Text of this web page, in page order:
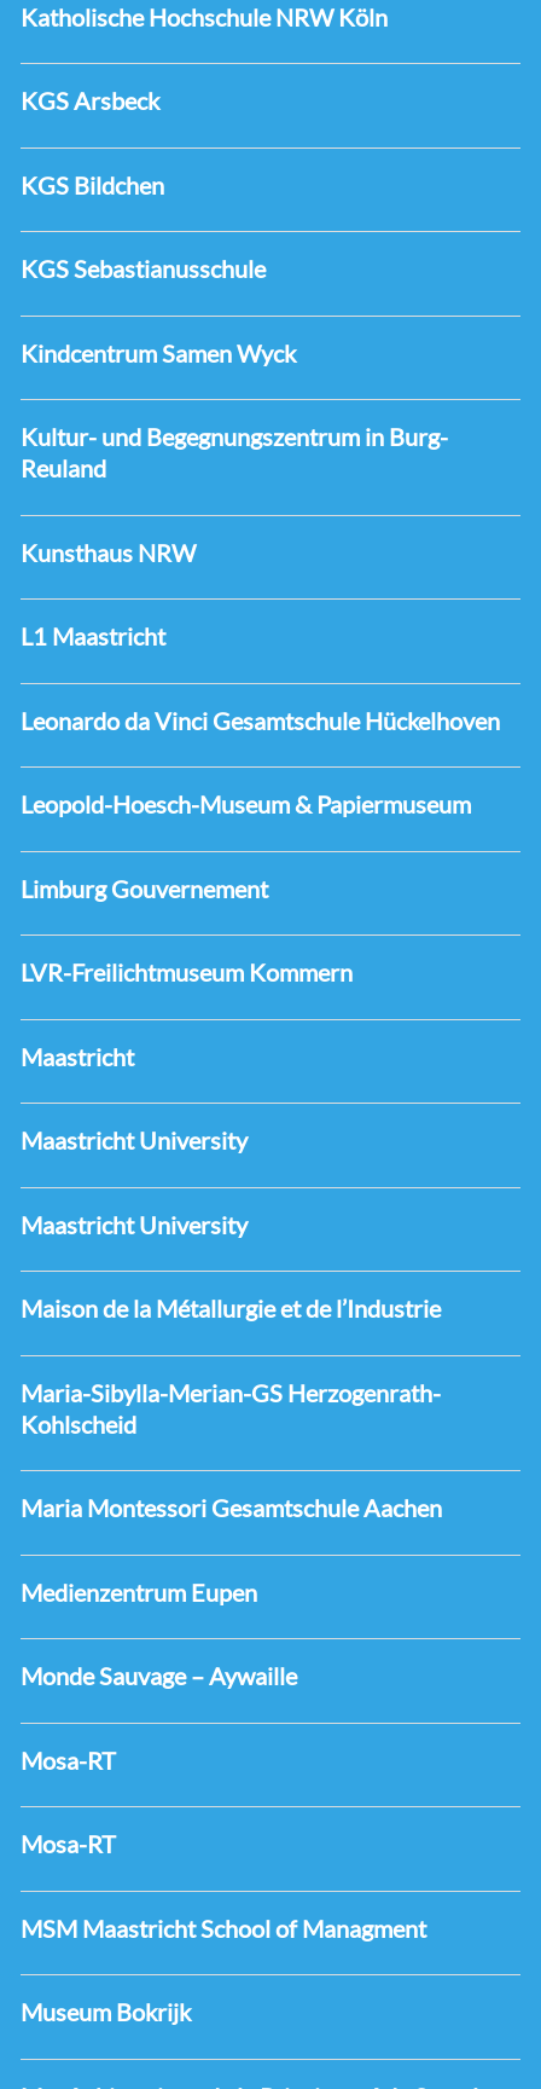
Katholische Hochschule NRW Köln
KGS Arsbeck
KGS Bildchen
KGS Sebastianusschule
Kindcentrum Samen Wyck
Kultur- und Begegnungszentrum in Burg-
Reuland
Kunsthaus NRW
L1 Maastricht
Leonardo da Vinci Gesamtschule Hückelhoven
Leopold-Hoesch-Museum & Papiermuseum
Limburg Gouvernement
LVR-Freilichtmuseum Kommern
Maastricht
Maastricht University
Maastricht University
Maison de la Métallurgie et de l’Industrie
Maria-Sibylla-Merian-GS Herzogenrath-
Kohlscheid
Maria Montessori Gesamtschule Aachen
Medienzentrum Eupen
Monde Sauvage – Aywaille
Mosa-RT
Mosa-RT
MSM Maastricht School of Managment
Museum Bokrijk